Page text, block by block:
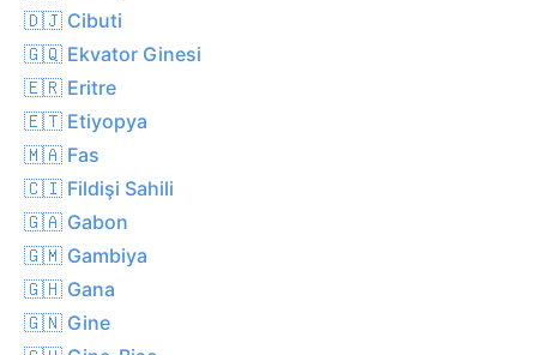
🇩🇯 Cibuti
🇬🇶 Ekvator Ginesi
🇪🇷 Eritre
🇪🇹 Etiyopya
🇲🇦 Fas
🇨🇮 Fildişi Sahili
🇬🇦 Gabon
🇬🇲 Gambiya
🇬🇭 Gana
🇬🇳 Gine